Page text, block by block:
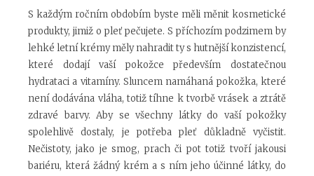
S každým ročním obdobím byste měli měnit kosmetické
produkty, jimiž o pleť pečujete. S příchozím podzimem by
lehké letní krémy měly nahradit ty s hutnější konzistencí,
které dodají vaší pokožce především dostatečnou
hydrataci a vitamíny. Sluncem namáhaná pokožka, které
není dodávána vláha, totiž tíhne k tvorbě vrásek a ztrátě
zdravé barvy. Aby se všechny látky do vaší pokožky
spolehlivě dostaly, je potřeba pleť důkladně vyčistit.
Nečistoty, jako je smog, prach či pot totiž tvoří jakousi
bariéru, která žádný krém a s ním jeho účinné látky, do